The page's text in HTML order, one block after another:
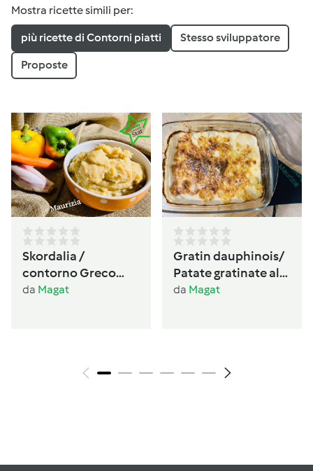
Mostra ricette simili per:
più ricette di Contorni piatti Stesso sviluppatore
Proposte
Skordalia /
contorno Greco
🇬🇷 senza glutine,
da Magat
Gratin dauphinois/
Patate gratinate alla
Francese
da Magat